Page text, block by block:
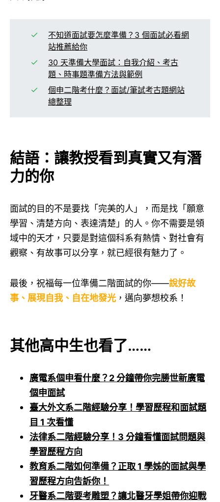
不知道面試要怎麼準備？3 個面試必看網
站推薦給你
30 天準備大學面試：自我介紹、考古
題、時事題準備方法與範例
個申二階考什麼？面試/筆試考古題網站
總整理
結語：讓教授看到真實又有潛
力的你
面試的目的不是要找「完美的人」，而是找「願意
學習、清楚方向、表達清楚」的人。你不需要是領
域中的天才，只要是對這個科系有熱情、對社會有
觀察、有故事可以分享，就已經很有魅力了。
最後，祝福每一位準備二階面試的你——說好故
事、展現自我、自在地發光 ，邁向夢想校系！
其他高中生也看了……
廣電系個申看什麼？2 分鐘帶你完勝世新廣電
個申面試
臺大外文系二階經驗分享！學習歷程和面試題
目 1 次看懂
法律系二階經驗分享！3 分鐘看懂面試問題與
學習歷程方向
教育系二階如何準備？正取 1 學姊的面試與學
習歷程方向告訴你！
牙醫系二階要考雕塑？讓北醫牙學姐帶你迎戰